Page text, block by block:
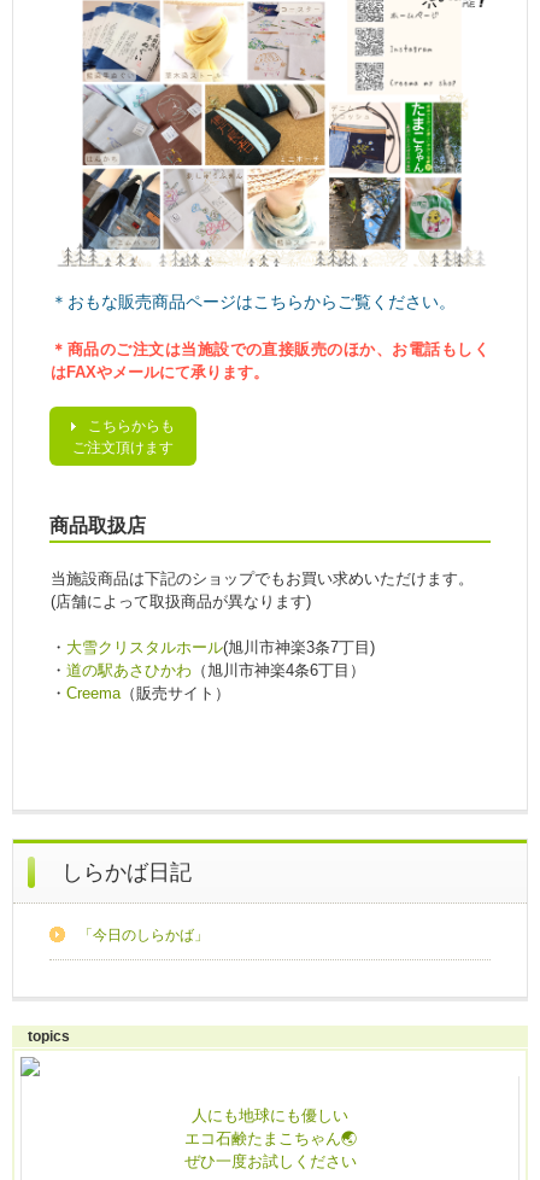
＊おもな販売商品ページはこちらからご覧ください。
＊商品のご注文は当施設での直接販売のほか、お電話もしく
はFAXやメールにて承ります。
こちらからも
ご注文頂けます
商品取扱店
当施設商品は下記のショップでもお買い求めいただけます。
(店舗によって取扱商品が異なります)
・ 大雪クリスタルホール(旭川市神楽3条7丁目)
・道の駅あさひかわ （旭川市神楽4条6丁目）
・Creema （販売サイト）
しらかば日記
「今日のしらかば」
topics
人にも地球にも優しい
エコ石鹸たまこちゃん🌏
ぜひ一度お試しください